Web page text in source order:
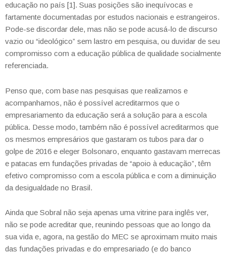
educação no país [1]. Suas posições são inequívocas e
fartamente documentadas por estudos nacionais e estrangeiros.
Pode-se discordar dele, mas não se pode acusá-lo de discurso
vazio ou “ideológico” sem lastro em pesquisa, ou duvidar de seu
compromisso com a educação pública de qualidade socialmente
referenciada.
Penso que, com base nas pesquisas que realizamos e
acompanhamos, não é possível acreditarmos que o
empresariamento da educação será a solução para a escola
pública. Desse modo, também não é possível acreditarmos que
os mesmos empresários que gastaram os tubos para dar o
golpe de 2016 e eleger Bolsonaro, enquanto gastavam merrecas
e patacas em fundações privadas de “apoio à educação”, têm
efetivo compromisso com a escola pública e com a diminuição
da desigualdade no Brasil.
Ainda que Sobral não seja apenas uma vitrine para inglês ver,
não se pode acreditar que, reunindo pessoas que ao longo da
sua vida e, agora, na gestão do MEC se aproximam muito mais
das fundações privadas e do empresariado (e do banco